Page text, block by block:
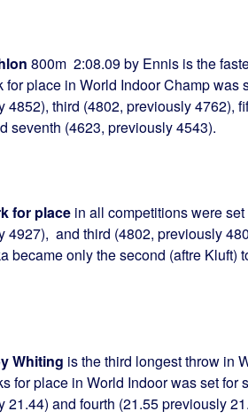
800m 2:08.09 by Ennis is the
for place in World Indoor Champ
4852), third (4802, previously 4762),
seventh (4623, previously 4543).
for placein all competitions were
4927), and third (4802, previously
became only the second (aftre Kluft)
Whiting is the third longest throw in
for place in World Indoor was set
21.44) and fourth (21.55 previously